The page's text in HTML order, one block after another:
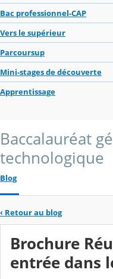
Bac professionnel-CAP
Vers le supérieur
Parcoursup
Mini-stages de découverte
Apprentissage
Baccalauréat
technologique
Blog
‹ Retour au blog
Brochure
entrée dans